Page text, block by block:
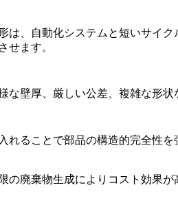
は、自動化システムと短いサイ
せます。
な壁厚、厳しい公差、複雑な形
れることで部品の構造的完全性
の廃棄物生成によりコスト効果